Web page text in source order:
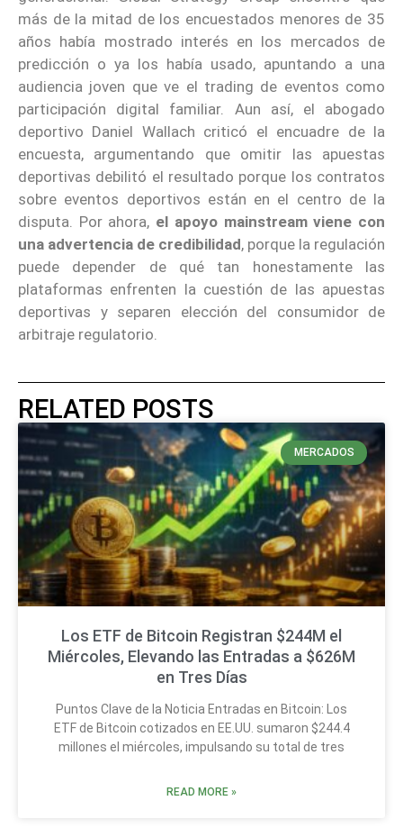
más de la mitad de los encuestados menores de 35
años había mostrado interés en los mercados de
predicción o ya los había usado, apuntando a una
audiencia joven que ve el trading de eventos como
participación digital familiar. Aun así, el abogado
deportivo Daniel Wallach criticó el encuadre de la
encuesta, argumentando que omitir las apuestas
deportivas debilitó el resultado porque los contratos
sobre eventos deportivos están en el centro de la
disputa. Por ahora, el apoyo mainstream viene con
una advertencia de credibilidad, porque la regulación
puede depender de qué tan honestamente las
plataformas enfrenten la cuestión de las apuestas
deportivas y separen elección del consumidor de
arbitraje regulatorio.
RELATED POSTS
MERCADOS
Los ETF de Bitcoin Registran $244M el
Miércoles, Elevando las Entradas a $626M
en Tres Días
Puntos Clave de la Noticia Entradas en Bitcoin: Los
ETF de Bitcoin cotizados en EE.UU. sumaron $244.4
millones el miércoles, impulsando su total de tres
READ MORE »